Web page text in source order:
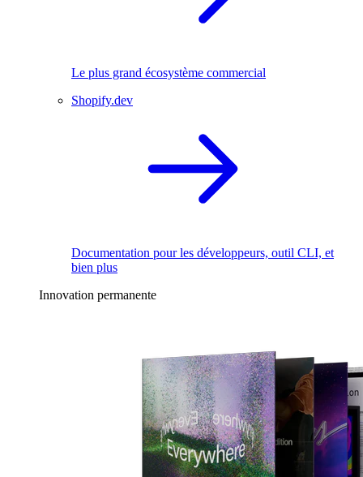
Le plus grand écosystème commercial
Shopify.dev
Documentation pour les développeurs, outil CLI, et
bien plus
Innovation permanente